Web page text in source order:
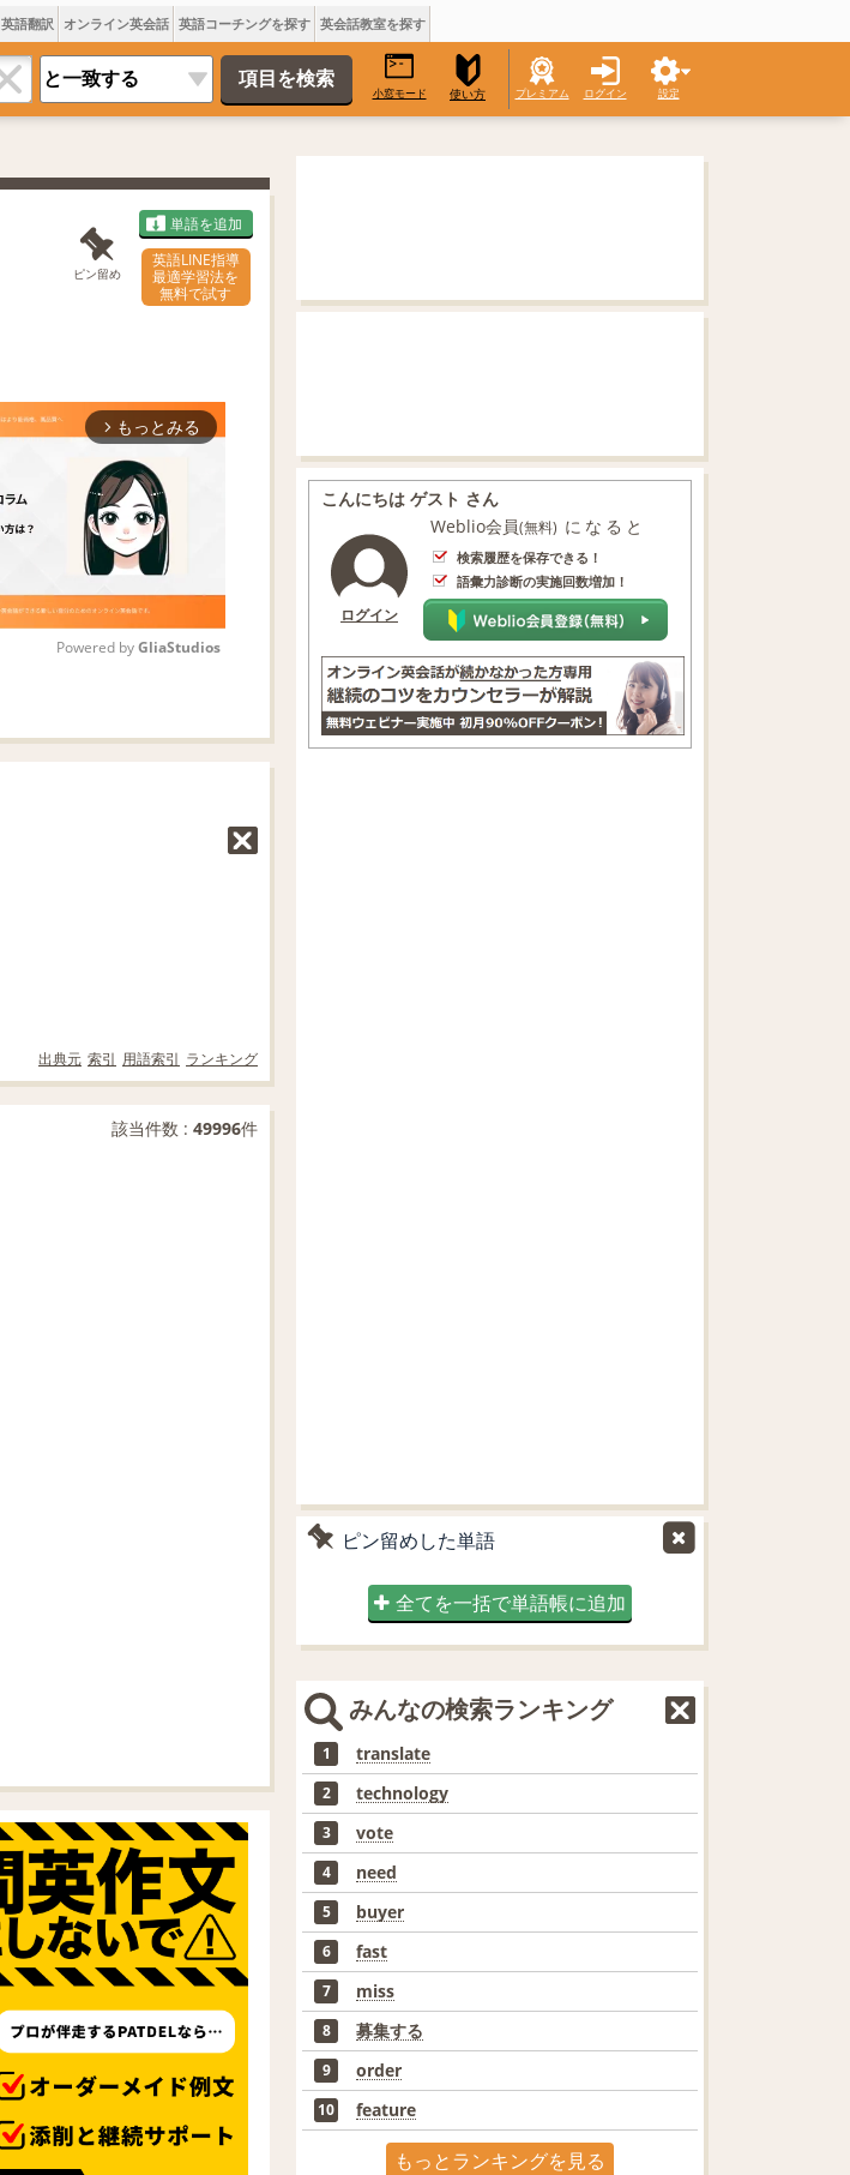
英語翻訳 オンライン英会話 英語コーチングを探す 英会話教室を探す
小窓モード 使い方 プレミアム ログイン 設定
ピン留め
単語を追加
英語LINE指導
最適学習法を
無料で試す
arrow_forward_ios もっとみる
Powered by GliaStudios
出典元 索引 用語索引 ランキング
該当件数 : 49996件
こんにちは ゲスト さん
ログイン
Weblio会員(無料) になると
検索履歴を保存できる！
語彙力診断の実施回数増加！
ピン留めした単語
全てを一括で単語帳に追加
みんなの検索ランキング
1 translate
2 technology
3 vote
4 need
5 buyer
6 fast
7 miss
8 募集する
9 order
10 feature
もっとランキングを見る